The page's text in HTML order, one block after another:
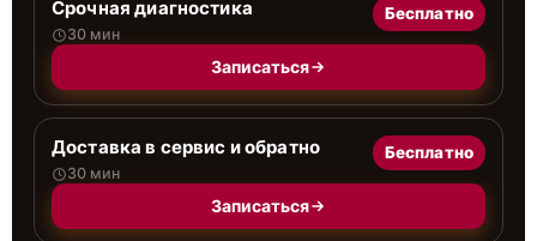
Срочная диагностика
30 мин
Бесплатно
Записаться
Доставка в сервис и обратно
30 мин
Бесплатно
Записаться